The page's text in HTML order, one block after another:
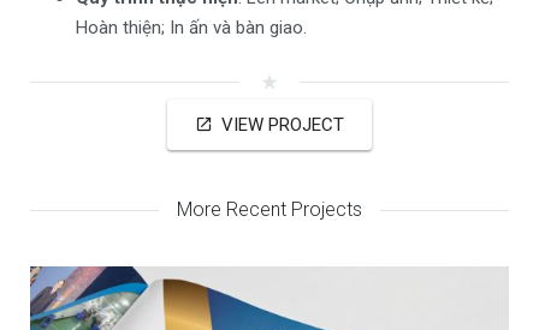
Hoàn thiện; In ấn và bàn giao.
star_rate
open_in_new VIEW PROJECT
More Recent Projects